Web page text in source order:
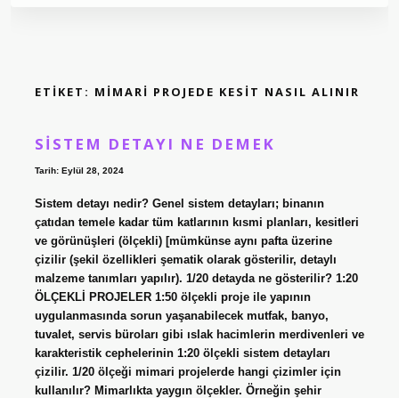
ETIKET: MIMARI PROJEDE KESIT NASIL ALINIR
SISTEM DETAYI NE DEMEK
Tarih: Eylül 28, 2024
Sistem detayı nedir? Genel sistem detayları; binanın
çatıdan temele kadar tüm katlarının kısmi planları, kesitleri
ve görünüşleri (ölçekli) [mümkünse aynı pafta üzerine
çizilir (şekil özellikleri şematik olarak gösterilir, detaylı
malzeme tanımları yapılır). 1/20 detayda ne gösterilir? 1:20
ÖLÇEKLİ PROJELER 1:50 ölçekli proje ile yapının
uygulanmasında sorun yaşanabilecek mutfak, banyo,
tuvalet, servis büroları gibi ıslak hacimlerin merdivenleri ve
karakteristik cephelerinin 1:20 ölçekli sistem detayları
çizilir. 1/20 ölçeği mimari projelerde hangi çizimler için
kullanılır? Mimarlıkta yaygın ölçekler. Örneğin şehir